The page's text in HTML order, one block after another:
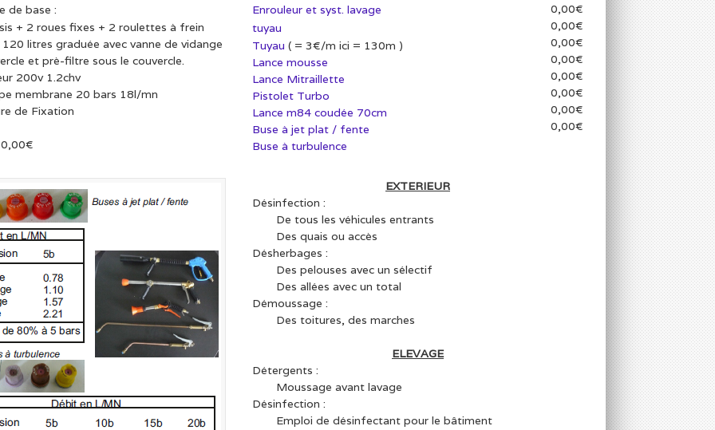
de base :
+ 2 roues fixes + 2 roulettes à frein
litres graduée avec vanne de vidange
et prè-filtre sous le couvercle.
200v 1.2chv
membrane 20 bars 18l/mn
de Fixation
Enrouleur et syst. lavage
tuyau
Tuyau ( = 3€/m ici = 130m )
Lance mousse
Lance Mitraillette
Pistolet Turbo
Lance m84 coudée 70cm
Buse à jet plat / fente
Buse à turbulence
0,00€
0,00€
0,00€
0,00€
0,00€
0,00€
0,00€
0,00€
EXTERIEUR
Désinfection :
De tous les véhicules entrants
Des quais ou accès
Désherbages :
Des pelouses avec un sélectif
Des allées avec un total
Démoussage :
Des toitures, des marches
ELEVAGE
Détergents :
Moussage avant lavage
Désinfection :
Emploi de désinfectant pour le bâtiment